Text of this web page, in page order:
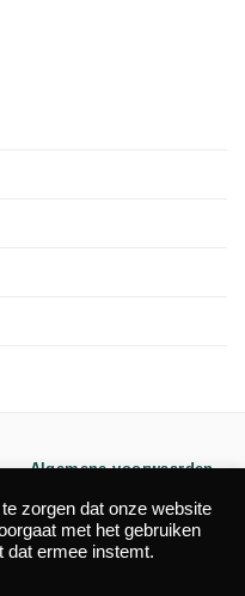
Algemene voorwaarden
Privacy Cookies
zorgen dat onze website
met het gebruiken
dat ermee instemt.